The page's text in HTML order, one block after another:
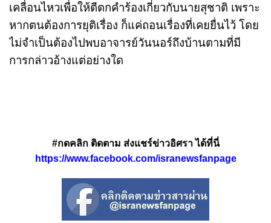
เคลื่อนไหวเพื่อให้ตีตกคำร้องเกี่ยวกับนายสุชาติ เพราะ
หากตนต้องการยุติเรื่อง ก็แค่ถอนเรื่องที่เคยยื่นไว้ โดย
ไม่จำเป็นต้องไปพบอาจารย์วันนอร์ถึงบ้านตามที่มี
การกล่าวอ้างแต่อย่างใด
#กดคลิก ติดตาม ส่งแชร์ข่าวอิศรา ได้ที่นี่
https://www.facebook.com/isranewsfanpage